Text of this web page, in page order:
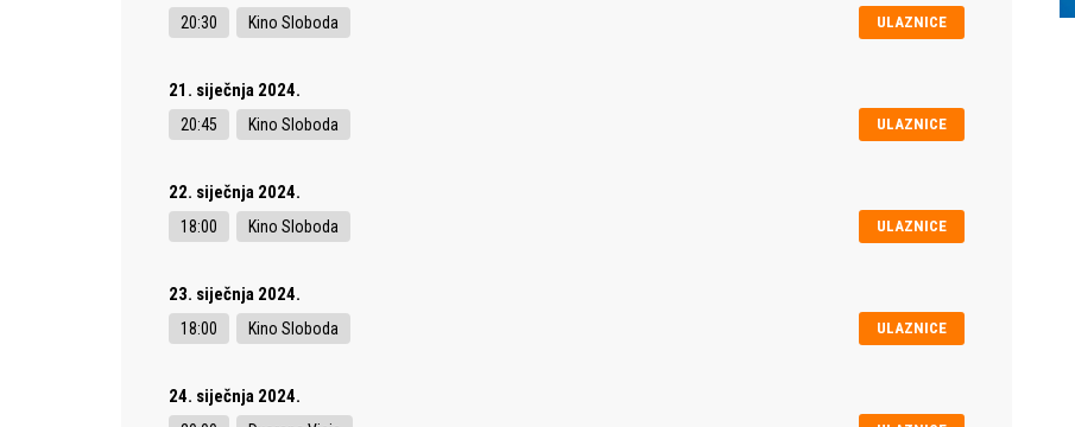
ULAZNICE
20:30 Kino Sloboda
21. siječnja 2024.
ULAZNICE
20:45 Kino Sloboda
22. siječnja 2024.
ULAZNICE
18:00 Kino Sloboda
23. siječnja 2024.
ULAZNICE
18:00 Kino Sloboda
24. siječnja 2024.